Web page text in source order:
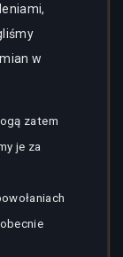
w
zatem
je za